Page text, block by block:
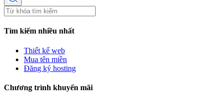
Tìm kiếm nhiều nhất
Thiết kế web
Mua tên miền
Đăng ký hosting
Chương trình khuyến mãi